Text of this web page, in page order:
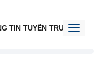
TIN TUYÊN TRUYỀN